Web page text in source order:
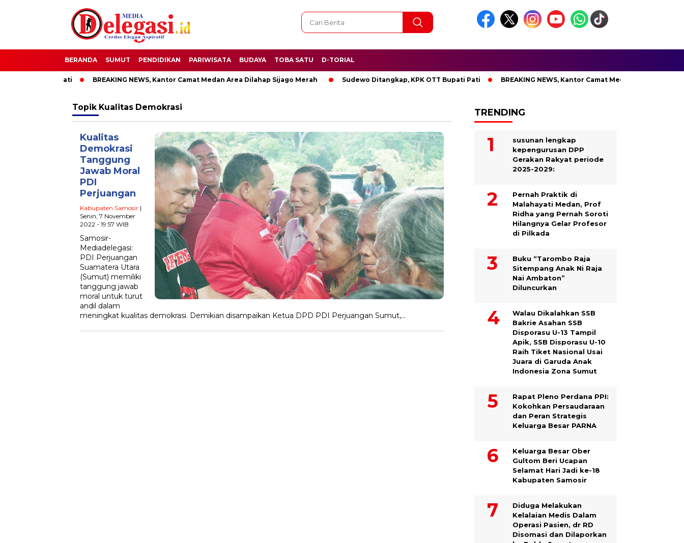
BERANDA SUMUT PENDIDIKAN PARIWISATA BUDAYA TOBA SATU D-TORIAL
BREAKING NEWS, Kantor Camat Medan Area Dilahap Sijago Merah Sudewo Ditangkap, KPK OTT Bupati Pati BREAKING NEWS, Kantor Camat Medan Area Dilahap
Topik Kualitas Demokrasi
Kualitas
Demokrasi
Tanggung
Jawab Moral
PDI
Perjuangan
Kabupaten Samosir |
Senin, 7 November
2022 - 19:57 WIB
Samosir-
Mediadelegasi:
PDI Perjuangan
Suamatera Utara
(Sumut) memiliki
tanggung jawab
moral untuk turut
andil dalam
meningkat kualitas demokrasi. Demikian disampaikan Ketua DPD PDI Perjuangan Sumut,…
TRENDING
susunan lengkap
kepengurusan DPP
Gerakan Rakyat periode
2025-2029:
Pernah Praktik di
Malahayati Medan, Prof
Ridha yang Pernah Soroti
Hilangnya Gelar Profesor
di Pilkada
Buku “Tarombo Raja
Sitempang Anak Ni Raja
Nai Ambaton”
Diluncurkan
Walau Dikalahkan SSB
Bakrie Asahan SSB
Disporasu U-13 Tampil
Apik, SSB Disporasu U-10
Raih Tiket Nasional Usai
Juara di Garuda Anak
Indonesia Zona Sumut
Rapat Pleno Perdana PPI:
Kokohkan Persaudaraan
dan Peran Strategis
Keluarga Besar PARNA
Keluarga Besar Ober
Gultom Beri Ucapan
Selamat Hari Jadi ke-18
Kabupaten Samosir
Diduga Melakukan
Kelalaian Medis Dalam
Operasi Pasien, dr RD
Disomasi dan Dilaporkan